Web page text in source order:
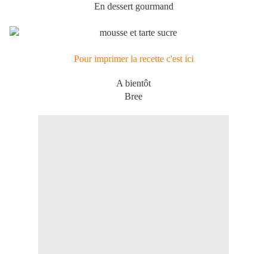
En dessert gourmand
Pour imprimer la recette c'est ici
A bientôt
Bree